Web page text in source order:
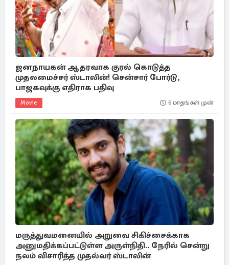
ஜனநாயகன் ஆதரவாக குரல் கொடுத்த
முதலமைச்சர் ஸ்டாலின்! சென்சார் போர்டு,
பாஜகவுக்கு எதிராக பதிவு
Movie 6 மாதங்கள் முன்
மருத்துவமனையில் அறுவை சிகிச்சைக்காக
அனுமதிக்கப்பட்டுள்ள அருள்நிதி.. நேரில் சென்று
நலம் விசாரித்த முதல்வர் ஸ்டாலின்